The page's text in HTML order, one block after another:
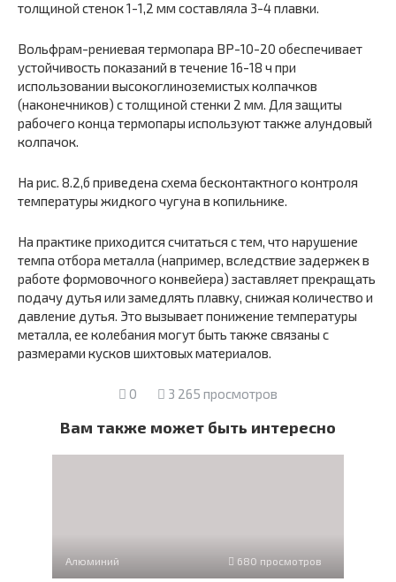
толщиной стенок 1-1,2 мм составляла 3-4 плавки.
Вольфрам-рениевая термопара ВР-10-20 обеспечивает
устойчивость показаний в течение 16-18 ч при
использовании высокоглиноземистых колпачков
(наконечников) с толщиной стенки 2 мм. Для защиты
рабочего конца термопары используют также алундовый
колпачок.
На рис. 8.2,б приведена схема бесконтактного контроля
температуры жидкого чугуна в копильнике.
На практике приходится считаться с тем, что нарушение
темпа отбора металла (например, вследствие задержек в
работе формовочного конвейера) заставляет прекращать
подачу дутья или замедлять плавку, снижая количество и
давление дутья. Это вызывает понижение температуры
металла, ее колебания могут быть также связаны с
размерами кусков шихтовых материалов.
0 3 265 просмотров
Вам также может быть интересно
Алюминий 680 просмотров